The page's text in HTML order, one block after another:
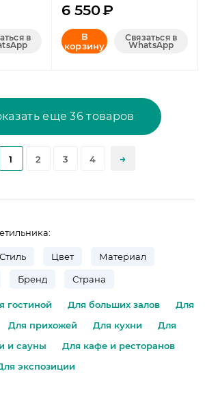
в
6 550₽
В
корзину
Связаться в
WhatsApp
еще 36 товаров
1 2 3 4
Стиль Цвет Материал
Бренд Страна
гостиной Для больших залов
Для
Для прихожей Для кухни
Для
и сауны
Для кафе и ресторанов
экспозиции